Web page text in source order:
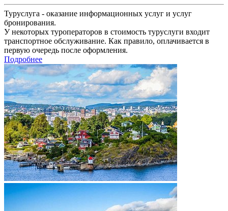
Туруслуга - оказание информационных услуг и услуг
бронирования.
У некоторых туроператоров в стоимость туруслуги входит
транспортное обслуживание. Как правило, оплачивается в
первую очередь после оформления.
Подробнее